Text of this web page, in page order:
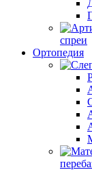
спреи
Ортопедия